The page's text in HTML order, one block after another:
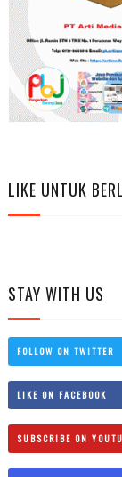
LIKE UNTUK
STAY WITH US
FOLLOW ON TWITTER
LIKE ON FACEBOOK
SUBSCRIBE ON